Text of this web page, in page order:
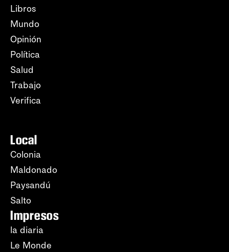
Libros
Mundo
Opinión
Política
Salud
Trabajo
Verifica
Local
Colonia
Maldonado
Paysandú
Salto
Impresos
la diaria
Le Monde